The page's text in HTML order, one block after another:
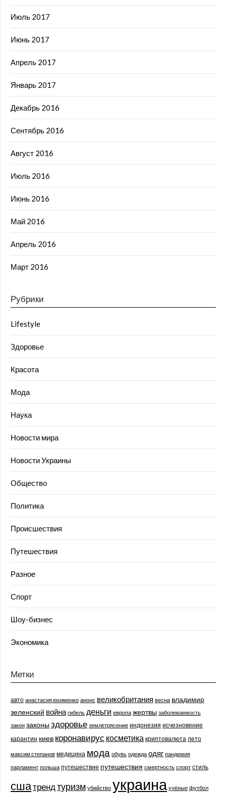
Июль 2017
Июнь 2017
Апрель 2017
Январь 2017
Декабрь 2016
Сентябрь 2016
Август 2016
Июль 2016
Июнь 2016
Май 2016
Апрель 2016
Март 2016
Рубрики
Lifestyle
Здоровье
Красота
Мода
Наука
Новости мира
Новости Украины
Общество
Политика
Происшествия
Путешествия
Разное
Спорт
Шоу-бизнес
Экономика
Метки
авто анастасия юхименко анонс великобритания весна владимир
зеленский война гибель деньги европа жертвы заболеваемость
закон законыздоровье землетрясение индонезия исчезновение
карантин киев коронавирус косметика криптовалюта лето
максим степанов медицина мода обувь одежда одяг пандемия
парламент польша путешествие путешествия смертность спорт стиль
сшатренд туризм убийство украина учёные футбол